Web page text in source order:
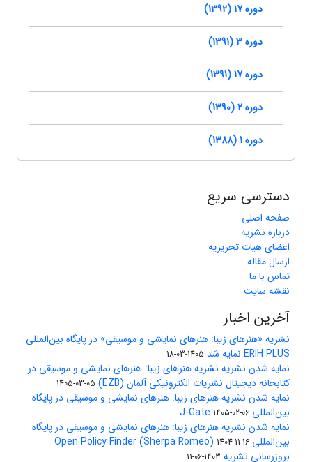
دوره 17 (1392)
دوره 3 (1391)
دوره 17 (1391)
دوره 2 (1390)
دوره 1 (1388)
دسترسی سریع
صفحه اصلی
درباره نشریه
اعضای هیات تحریریه
ارسال مقاله
تماس با ما
نقشه سایت
آخرین اخبار
نشریه «هنرهای زیبا: هنرهای نمایشی و موسیقی» در پایگاه بین‌المللی
ERIH PLUS نمایه شد
1405-03-18
نمایه شدن نشریه نشریه هنرهای زیبا: هنرهای نمایشی و موسیقی در
کتابخانه دیجیتال نشریات الکترونیکی آلمان (EZB)
1405-03-05
نمایه شدن نشریه هنرهای زیبا: هنرهای نمایشی و موسیقی در پایگاه
بین‌المللی J-Gate 1405-02-06
نمایه شدن نشریه هنرهای زیبا: هنرهای نمایشی و موسیقی در پایگاه
بین‌المللی Open Policy Finder (Sherpa Romeo) 1404-11-16
بروزرسانی نشریه 1403-06-11